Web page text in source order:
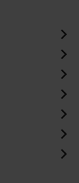
keyboard_arrow_right
keyboard_arrow_right
keyboard_arrow_right
keyboard_arrow_right
keyboard_arrow_right
keyboard_arrow_right
keyboard_arrow_right